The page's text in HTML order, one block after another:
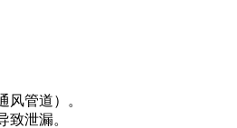
管道）。
致泄漏。